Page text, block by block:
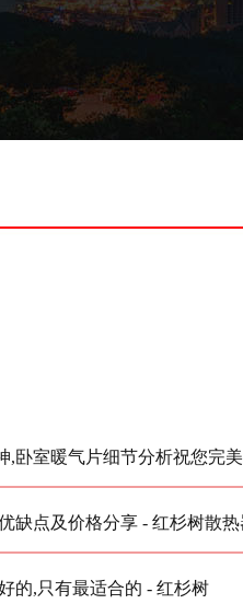
,卧室暖气片细节分析祝您完
缺点及价格分享 - 红杉树散热
的,只有最适合的 - 红杉树